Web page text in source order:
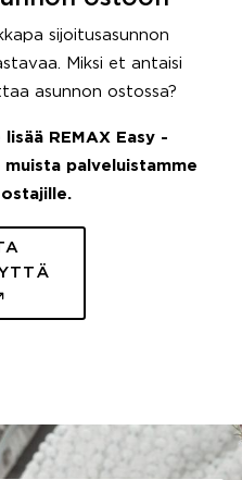
sijoitusasunnon
Miksi et antaisi
asunnon ostossa?
REMAX Easy -
palveluistamme
ostajille.